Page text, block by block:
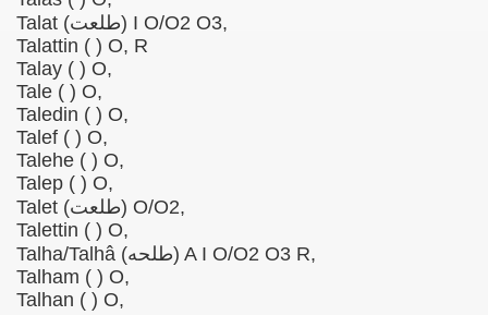
Talat (طلعت) I O/O2 O3,
Talattin ( ) O, R
Talay ( ) O,
Tale ( ) O,
Taledin ( ) O,
Talef ( ) O,
Talehe ( ) O,
Talep ( ) O,
Talet (طلعت) O/O2,
Talettin ( ) O,
Talha/Talhâ (طلحه) A I O/O2 O3 R,
Talham ( ) O,
Talhan ( ) O,